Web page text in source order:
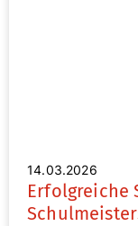
14.03.2026
Erfolgreiche